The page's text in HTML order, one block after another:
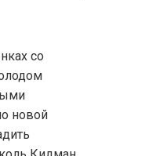
со
новой